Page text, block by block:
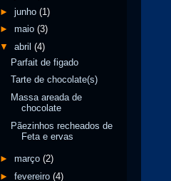
► junho (1)
► maio (3)
▼ abril (4)
Parfait de figado
Tarte de chocolate(s)
Massa areada de
chocolate
Pãezinhos recheados de
Feta e ervas
► março (2)
► fevereiro (4)